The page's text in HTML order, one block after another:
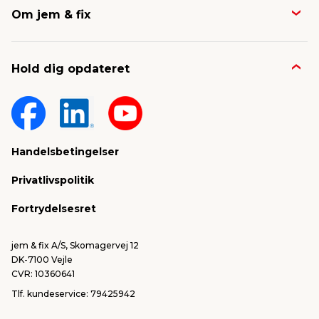
Avisen
Fragt & levering
Om jem & fix
Nyheder & presse
Om jem & fix
Sponsorater & projekter
Hold dig opdateret
Handelsbetingelser
Privatlivspolitik
Fortrydelsesret
jem & fix A/S, Skomagervej 12
DK-7100 Vejle
CVR: 10360641
Tlf. kundeservice: 79425942